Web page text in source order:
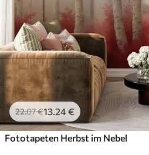
22.07€13.24€
Fototapeten Herbst im Nebel